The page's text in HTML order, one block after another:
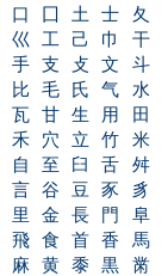
口 囗 土 士
夂
巛 工 己 巾
干
手 支 攴 文
斗
比 毛 氏 气
水
瓦 甘 生 用
田
禾 穴 立 竹
米
自 至 臼 舌
舛
言 谷 豆 豕
豸
里 金 長 門
阜
飛 食 首 香
馬
麻 黄 黍 黒
黹